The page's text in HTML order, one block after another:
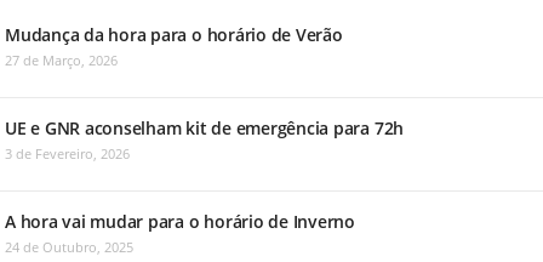
Mudança da hora para o horário de Verão
27 de Março, 2026
UE e GNR aconselham kit de emergência para 72h
3 de Fevereiro, 2026
A hora vai mudar para o horário de Inverno
24 de Outubro, 2025